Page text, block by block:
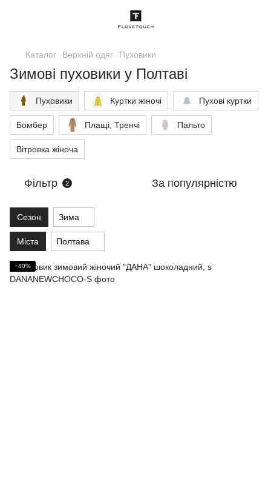
Каталог Верхній одяг Пуховики
Зимові пуховики у Полтаві
Пуховики Куртки жіночі Пухові куртки
Бомбер Плащі, Тренчі Пальто
Вітровка жіноча
Фільтр 2 За популярністю
Сезон Зима
Міста Полтава
−40%